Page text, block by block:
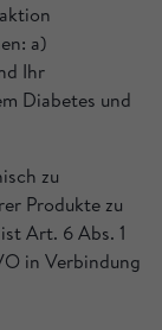
a)
Ihr
Diabetes und
zu
Produkte zu
Art. 6 Abs. 1
in Verbindung